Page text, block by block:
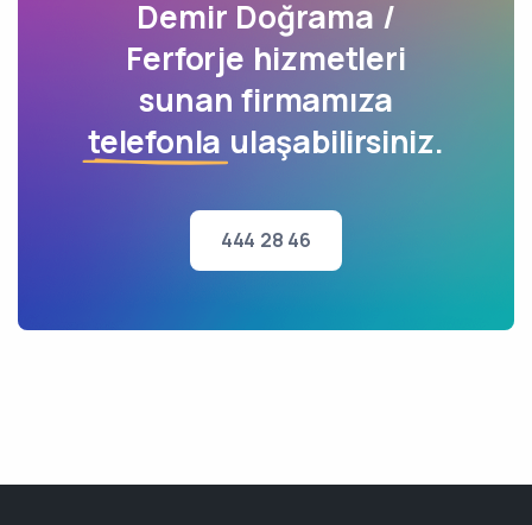
Demir Doğrama /
Ferforje hizmetleri
sunan firmamıza
telefonla ulaşabilirsiniz.
444 28 46